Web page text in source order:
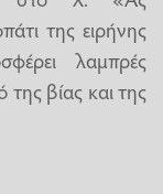
της ειρήνης
λαμπρές
της βίας και της